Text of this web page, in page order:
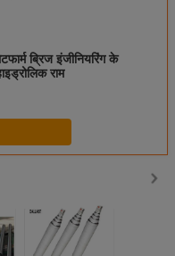
ब्रिज इंजीनियरिंग के
राम